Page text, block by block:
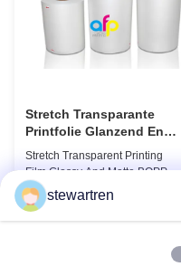
Stretch Transparante
Printfolie Glanzend En
Mat BOPP EVA
Stretch Transparent Printing
Film Glossy And Matte BOPP
EVA Product Overview Non-
toxic, pollution-free, high
transparency and gloss, low
stewartren